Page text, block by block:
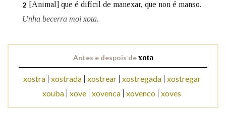
2 [Animal] que é difícil de manexar, que non é manso.
Unha becerra moi xota.
Antes e despois dexota
xostra xostrada xostrear xostregada
xostregar
xouba xove xovenca xovenco xoves